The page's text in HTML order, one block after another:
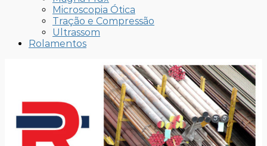
Microscopia Ótica
Tração e Compressão
Ultrassom
Rolamentos